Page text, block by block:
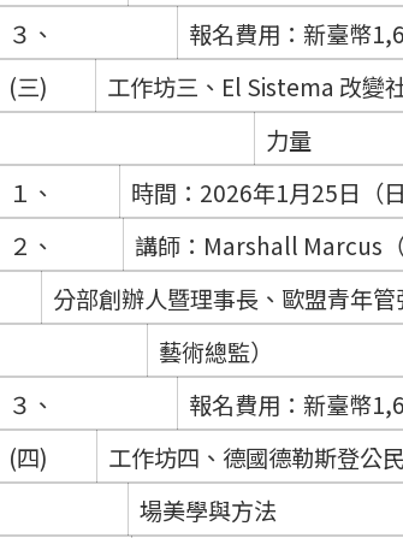
３、
報名費用：新臺幣
(三)
工作坊三、El Sistema 改
力量
１、
時間：2026年1月25日（
２、
講師：Marshall Marcus
分部創辦人暨理事長、歐盟青年
藝術總監）
３、
報名費用：新臺幣
(四)
工作坊四、德國德勒斯登
場美學與方法